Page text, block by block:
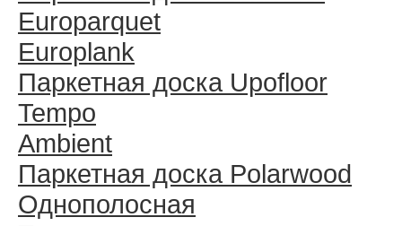
Europarquet
Europlank
Паркетная доска Upofloor
Tempo
Ambient
Паркетная доска Polarwood
Однополосная